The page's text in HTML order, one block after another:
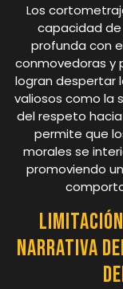
Los
capacidad
profunda con
conmovedoras y
logran despertar
valiosos como la
del respeto
permite que
morales se
promoviendo
narrativa